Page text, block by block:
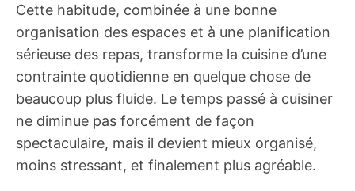
Cette habitude, combinée à une bonne
organisation des espaces et à une planification
sérieuse des repas, transforme la cuisine d’une
contrainte quotidienne en quelque chose de
beaucoup plus fluide. Le temps passé à cuisiner
ne diminue pas forcément de façon
spectaculaire, mais il devient mieux organisé,
moins stressant, et finalement plus agréable.